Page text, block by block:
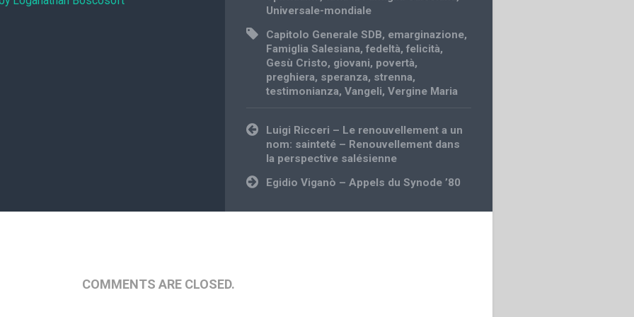
Universale-mondiale
Capitolo Generale SDB, emarginazione,
Famiglia Salesiana,fedeltà,felicità,
Gesù Cristo, giovani, povertà,
preghiera, speranza, strenna,
testimonianza,Vangeli,Vergine Maria
Post
navigation
Luigi Ricceri – Le renouvellement a un
nom: sainteté – Renouvellement dans
Ia perspective salésienne
Egidio Viganò – Appels du Synode ’80
COMMENTS ARE CLOSED.